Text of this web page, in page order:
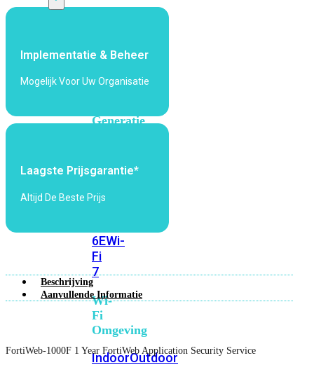
Points
bekijken
Wi-
Generatie
5Wi-
Fi
6EWi-
Fi
7
Wi-
Fi
Omgeving
IndoorOutdoor
Implementatie & Beheer
Mogelijk Voor Uw Organisatie
Laagste Prijsgarantie*
Altijd De Beste Prijs
Beschrijving
Aanvullende Informatie
FortiWeb-1000F 1 Year FortiWeb Application Security Service